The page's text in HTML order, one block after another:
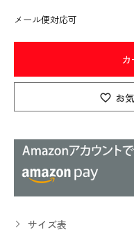
メール便対応可
お
サイズ表